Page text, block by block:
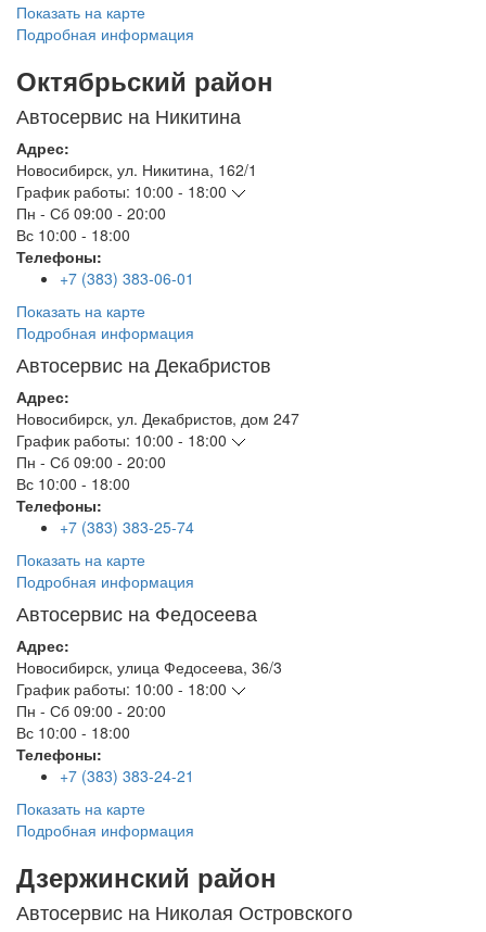
Показать на карте
Подробная информация
Октябрьский район
Автосервис на Никитина
Адрес:
Новосибирск, ул. Никитина, 162/1
График работы: 10:00 - 18:00
Пн - Сб 09:00 - 20:00
Вс 10:00 - 18:00
Телефоны:
+7 (383) 383-06-01
Показать на карте
Подробная информация
Автосервис на Декабристов
Адрес:
Новосибирск, ул. Декабристов, дом 247
График работы: 10:00 - 18:00
Пн - Сб 09:00 - 20:00
Вс 10:00 - 18:00
Телефоны:
+7 (383) 383-25-74
Показать на карте
Подробная информация
Автосервис на Федосеева
Адрес:
Новосибирск, улица Федосеева, 36/3
График работы: 10:00 - 18:00
Пн - Сб 09:00 - 20:00
Вс 10:00 - 18:00
Телефоны:
+7 (383) 383-24-21
Показать на карте
Подробная информация
Дзержинский район
Автосервис на Николая Островского